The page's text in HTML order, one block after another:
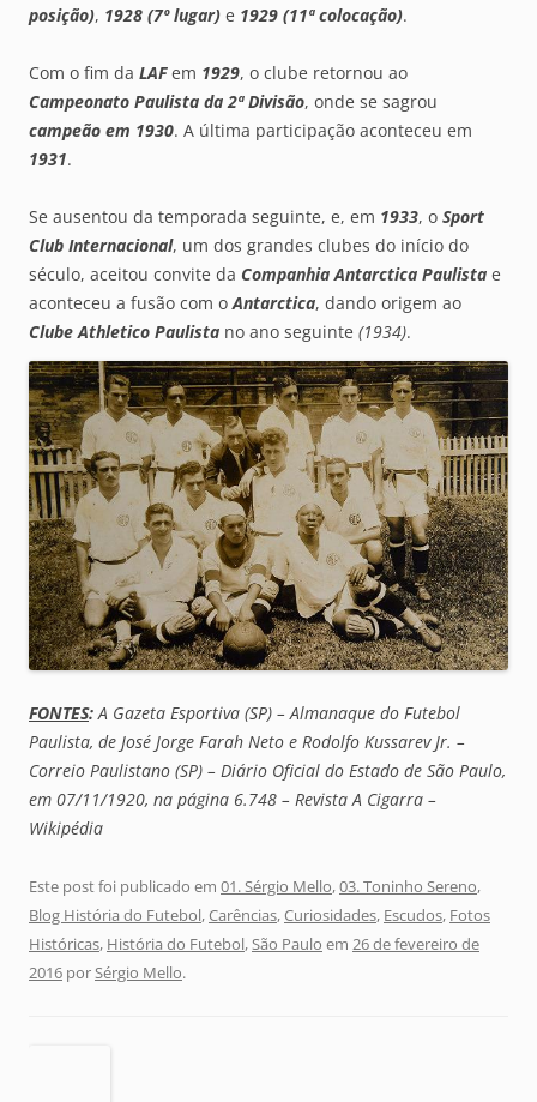
posição), 1928 (7º lugar) e 1929 (11ª colocação).
Com o fim da LAFem 1929, o clube retornou ao
Campeonato Paulista da 2ª Divisão, onde se sagrou
campeão em 1930. A última participação aconteceu em
1931.
Se ausentou da temporada seguinte, e, em 1933, o Sport
Club Internacional, um dos grandes clubes do início do
século, aceitou convite da Companhia Antarctica Paulista e
aconteceu a fusão com oAntarctica, dando origem ao
Clube Athletico Paulista no ano seguinte (1934).
FONTES:A Gazeta Esportiva (SP) – Almanaque do Futebol
Paulista, de José Jorge Farah Neto e Rodolfo Kussarev Jr. –
Correio Paulistano (SP) – Diário Oficial do Estado de São Paulo,
em 07/11/1920, na página 6.748 – Revista A Cigarra –
Wikipédia
Este post foi publicado em 01. Sérgio Mello,03. Toninho Sereno,
Blog História do Futebol,Carências,Curiosidades, Escudos, Fotos
Históricas, História do Futebol,São Paulo em 26 de fevereiro de
2016 porSérgio Mello.